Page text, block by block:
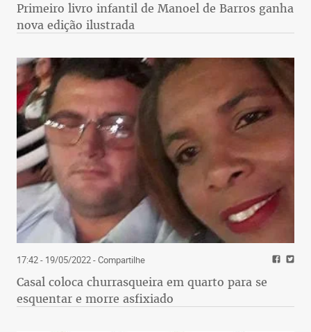
Primeiro livro infantil de Manoel de Barros ganha
nova edição ilustrada
17:42 - 19/05/2022- Compartilhe
Casal coloca churrasqueira em quarto para se
esquentar e morre asfixiado